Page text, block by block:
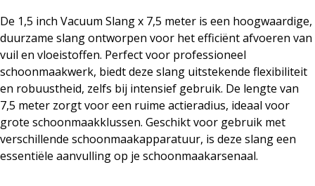
De 1,5 inch Vacuum Slang x 7,5 meter is een hoogwaardige,
duurzame slang ontworpen voor het efficiënt afvoeren van
vuil en vloeistoffen. Perfect voor professioneel
schoonmaakwerk, biedt deze slang uitstekende flexibiliteit
en robuustheid, zelfs bij intensief gebruik. De lengte van
7,5 meter zorgt voor een ruime actieradius, ideaal voor
grote schoonmaakklussen. Geschikt voor gebruik met
verschillende schoonmaakapparatuur, is deze slang een
essentiële aanvulling op je schoonmaakarsenaal.